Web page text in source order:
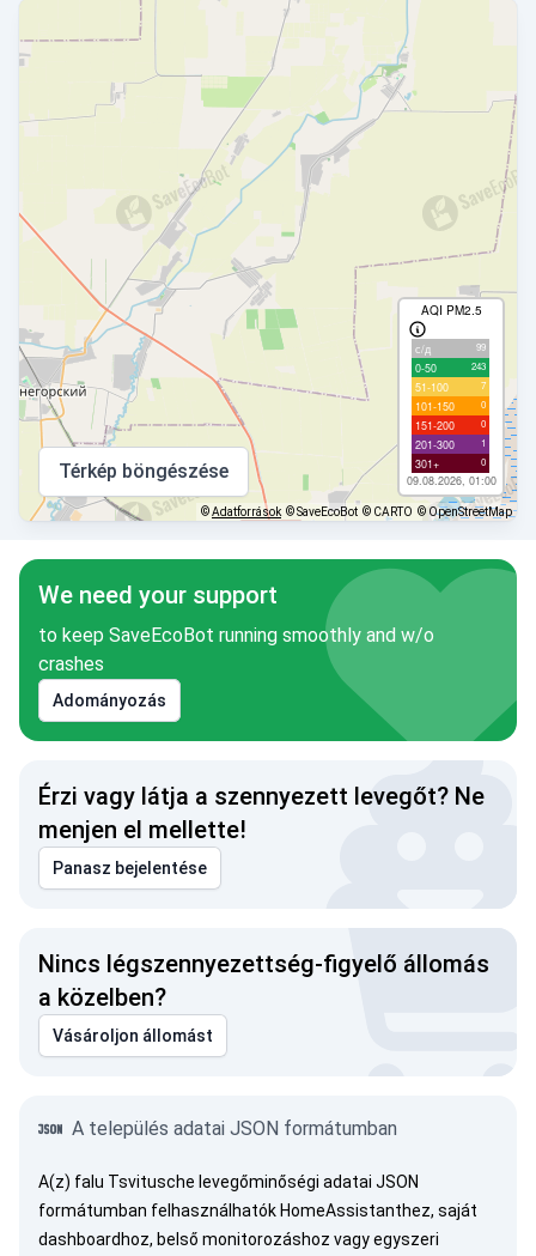
AQI PM2.5
с/д 99
0-50 243
51-100 7
101-150 0
151-200 0
201-300 1
301+ 0
09.08.2026, 01:00
Térkép böngészése
©Adatforrások © SaveEcoBot © CARTO © OpenStreetMap
We need your support
to keep SaveEcoBot running smoothly and w/o
crashes
Adományozás
Érzi vagy látja a szennyezett levegőt? Ne
menjen el mellette!
Panasz bejelentése
Nincs légszennyezettség-figyelő állomás
a közelben?
Vásároljon állomást
A település adatai JSON formátumban
A(z) falu Tsvitusche levegőminőségi adatai JSON
formátumban felhasználhatók HomeAssistanthez, saját
dashboardhoz, belső monitorozáshoz vagy egyszeri